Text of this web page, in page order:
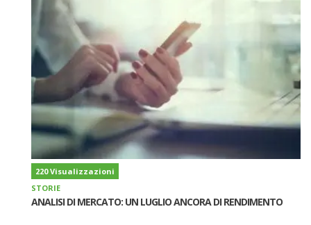
220 Visualizzazioni
STORIE
ANALISI DI MERCATO: UN LUGLIO ANCORA DI RENDIMENTO